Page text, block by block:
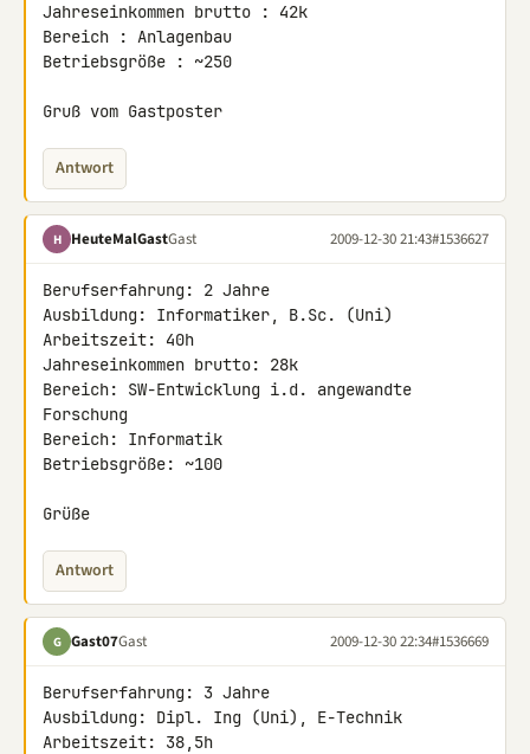
Jahreseinkommen brutto : 42k
Bereich : Anlagenbau
Betriebsgröße : ~250
Gruß vom Gastposter
Antwort
H HeuteMalGastGast 2009-12-30 21:43#1536627
Berufserfahrung: 2 Jahre
Ausbildung: Informatiker, B.Sc. (Uni)
Arbeitszeit: 40h
Jahreseinkommen brutto: 28k
Bereich: SW-Entwicklung i.d. angewandte
Forschung
Bereich: Informatik
Betriebsgröße: ~100
Grüße
Antwort
G Gast07Gast 2009-12-30 22:34#1536669
Berufserfahrung: 3 Jahre
Ausbildung: Dipl. Ing (Uni), E-Technik
Arbeitszeit: 38,5h